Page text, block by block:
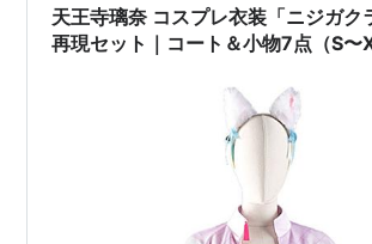
天王寺璃奈 コスプレ衣装「ニジガク
再現セット｜コート＆小物7点（S〜